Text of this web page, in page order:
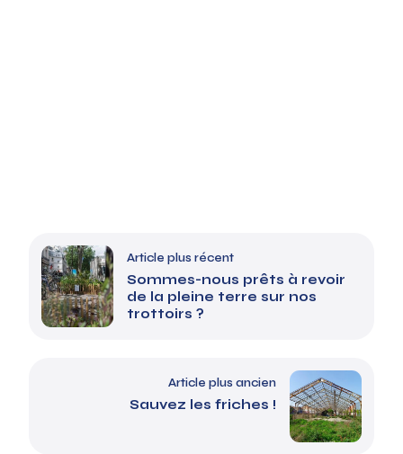
Article plus récent
Sommes-nous prêts à revoir
de la pleine terre sur nos
trottoirs ?
Article plus ancien
Sauvez les friches !